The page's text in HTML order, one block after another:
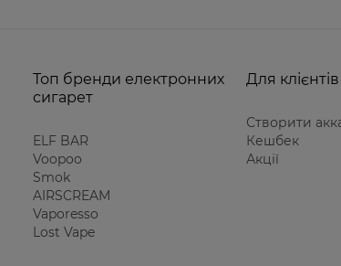
Топ бренди електронних
сигарет
ELF BAR
Voopoo
Smok
AIRSCREAM
Vaporesso
Lost Vape
Для клієнтів
Створити
Кешбек
Акції